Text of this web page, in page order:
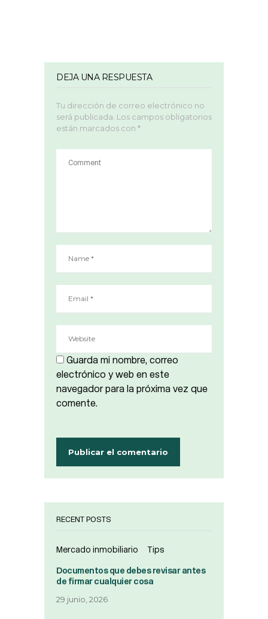
DEJA UNA RESPUESTA
Tu dirección de correo electrónico no
será publicada. Los campos obligatorios
están marcados con *
Guarda mi nombre, correo
electrónico y web en este
navegador para la próxima vez que
comente.
RECENT POSTS
Mercado inmobiliario Tips
Documentos que debes revisar antes
de firmar cualquier cosa
29 junio, 2026